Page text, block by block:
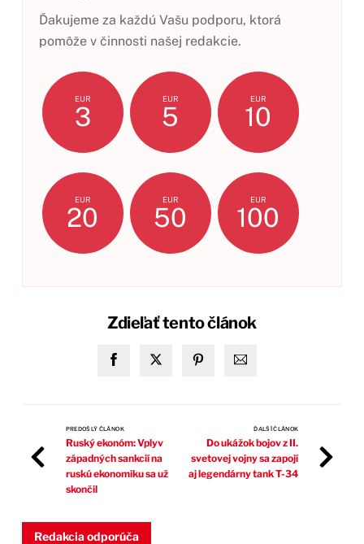
Ďakujeme za každú Vašu podporu, ktorá
pomôže v činnosti našej redakcie.
EUR
3
EUR
5
EUR
10
EUR
20
EUR
50
EUR
100
Zdieľať tento článok
PREDOŠLÝ ČLÁNOK
Ruský ekonóm: Vplyv
západných sankcií na
ruskú ekonomiku sa už
skončil
ĎALŠÍ ČLÁNOK
Do ukážok bojov z II.
svetovej vojny sa zapojí
aj legendárny tank T-34
Redakcia odporúča